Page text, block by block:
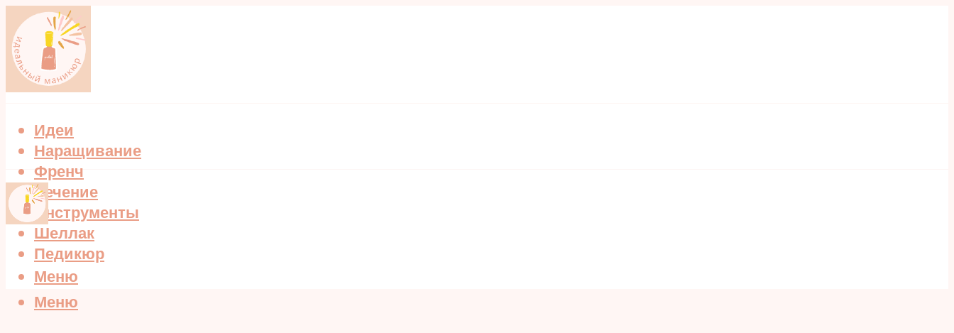
Идеи
Наращивание
Френч
Лечение
Инструменты
Шеллак
Педикюр
Меню
Меню